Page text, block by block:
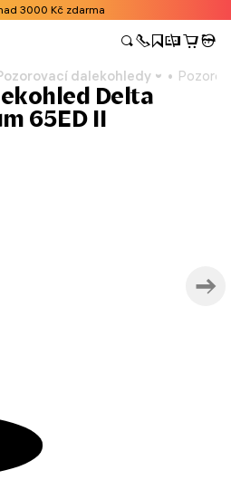
3000 Kč zdarma
dalekohledy
Delta
65ED II